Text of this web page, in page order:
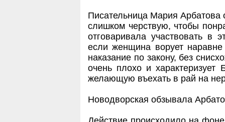
Писательница Мария Арбатова
слишком черствую, чтобы
отговаривала участвовать в
если женщина ворует
наказание по закону, без
очень плохо и характеризует
желающую въехать в рай на
Новодворская обзывала